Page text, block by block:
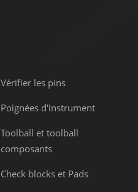
Vérifier les pins
Poignées d'instrument
Toolball et toolball
composants
Check blocks et Pads